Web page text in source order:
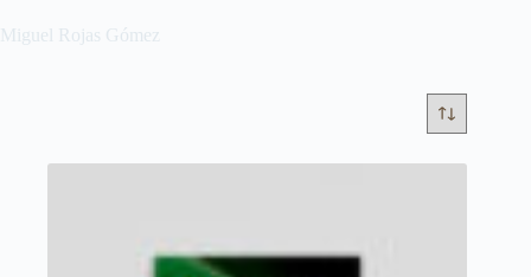
Miguel Rojas Gómez